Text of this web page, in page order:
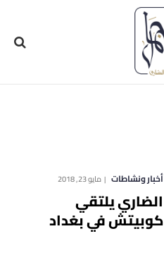
أخبار ونشاطات مايو 23, 2018
الضاري يلتقي
كوبيتش في بغداد